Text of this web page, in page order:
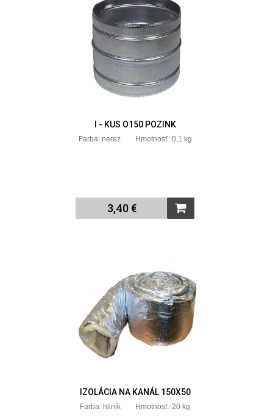
I - KUS O150 POZINK
Farba: nerez Hmotnosť: 0,1 kg
3,40 €
IZOLÁCIA NA KANÁL 150X50
Farba: hliník Hmotnosť: 20 kg